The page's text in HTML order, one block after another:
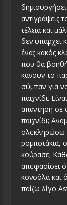
αντιγράψεις
τέλεια και
δεν υπάρχει
ένας κακός
που θα
κάνουν το
σύμπαν για
παιχνίδι.
απάντηση σε
παιχνίδι;
ολοκληρώσω
ρομποτάκια,
κούρασε;
αποφασίσει
κονσόλα και
παίζω λίγο